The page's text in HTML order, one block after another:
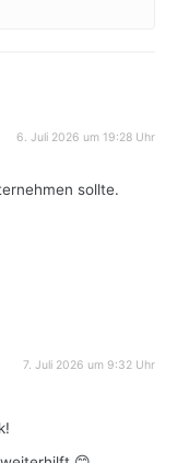
6. Juli 2026 um 19:28 Uhr
sollte.
7. Juli 2026 um 9:32 Uhr